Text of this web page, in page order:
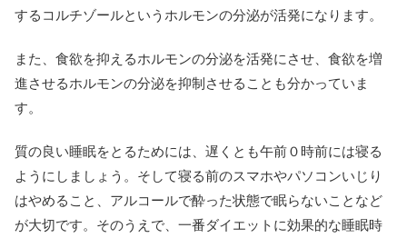
するコルチゾールというホルモンの分泌が活発になります。
また、食欲を抑えるホルモンの分泌を活発にさせ、食欲を増
進させるホルモンの分泌を抑制させることも分かっていま
す。
質の良い睡眠をとるためには、遅くとも午前０時前には寝る
ようにしましょう。そして寝る前のスマホやパソコンいじり
はやめること、アルコールで酔った状態で眠らないことなど
が大切です。そのうえで、一番ダイエットに効果的な睡眠時